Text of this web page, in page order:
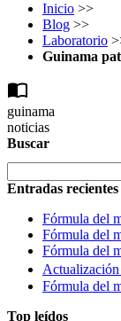
Inicio >>
Blog >>
Laboratorio
Guinama
import_contacts
guinama
noticias
Buscar
Entradas recientes
Fórmula del
Fórmula del
Fórmula del
Fórmula del
Top leídos